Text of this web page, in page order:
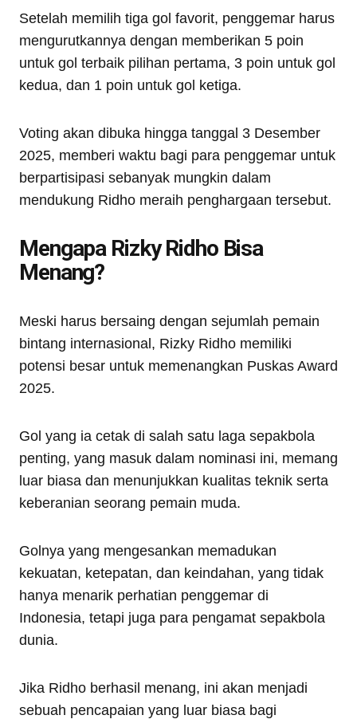
Setelah memilih tiga gol favorit, penggemar harus
mengurutkannya dengan memberikan 5 poin
untuk gol terbaik pilihan pertama, 3 poin untuk gol
kedua, dan 1 poin untuk gol ketiga.
Voting akan dibuka hingga tanggal 3 Desember
2025, memberi waktu bagi para penggemar untuk
berpartisipasi sebanyak mungkin dalam
mendukung Ridho meraih penghargaan tersebut.
Mengapa Rizky Ridho Bisa
Menang?
Meski harus bersaing dengan sejumlah pemain
bintang internasional, Rizky Ridho memiliki
potensi besar untuk memenangkan Puskas Award
2025.
Gol yang ia cetak di salah satu laga sepakbola
penting, yang masuk dalam nominasi ini, memang
luar biasa dan menunjukkan kualitas teknik serta
keberanian seorang pemain muda.
Golnya yang mengesankan memadukan
kekuatan, ketepatan, dan keindahan, yang tidak
hanya menarik perhatian penggemar di
Indonesia, tetapi juga para pengamat sepakbola
dunia.
Jika Ridho berhasil menang, ini akan menjadi
sebuah pencapaian yang luar biasa bagi